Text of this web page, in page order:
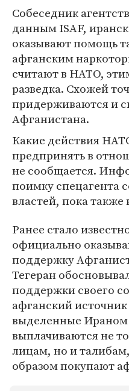
Собеседник
данным ISAF,
оказывают помощь
афганским
считают в НАТО,
разведка. Схожей
придерживаются и
Афганистана.
Какие действия
предпринять в
не сообщается.
поимку спецагента
властей, пока также
Ранее стало
официально
поддержку
Тегеран
поддержки своего
афганский
выделенные Ираном
выплачиваются не
лицам, но и
образом покупают